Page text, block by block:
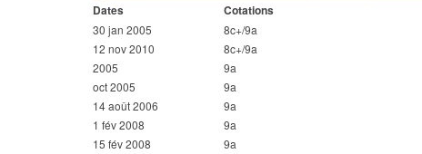
Dates Cotations
30 jan 2005 8c+/9a
12 nov 2010
8c+/9a
2005
9a
oct 2005
9a
14 août 2006
9a
1 fév 2008
9a
15 fév 2008
9a